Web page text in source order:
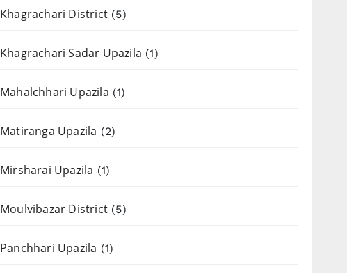
Khagrachari District (5)
Khagrachari Sadar Upazila (1)
Mahalchhari Upazila (1)
Matiranga Upazila (2)
Mirsharai Upazila (1)
Moulvibazar District (5)
Panchhari Upazila (1)